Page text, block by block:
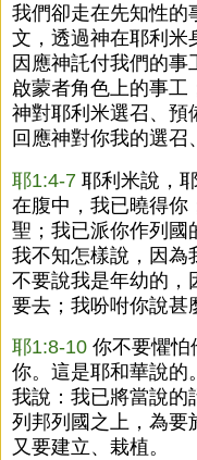
我們卻走在先知性的
文，透過神在耶利米
因應神託付我們的事
啟蒙者角色上的事工
神對耶利米選召、預
回應神對你我的選召
耶1:4-7 耶利米說，
在腹中，我已曉得你
聖；我已派你作列國
我不知怎樣說，因為
不要說我是年幼的，
要去；我吩咐你說甚
耶1:8-10 你不要懼怕
你。這是耶和華說的
我說：我已將當說的
列邦列國之上，為要
又要建立、栽植。